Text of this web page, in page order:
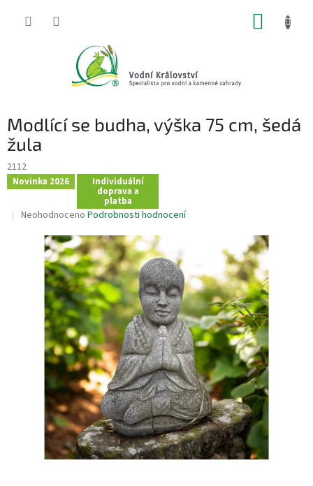
Modlící se budha, výška 75 cm, šedá
žula
2112
Novinka 2026 Individuální
doprava a
platba
Průměrné
produktu
hvězdiček.
Neohodnoceno Podrobnosti hodnocení